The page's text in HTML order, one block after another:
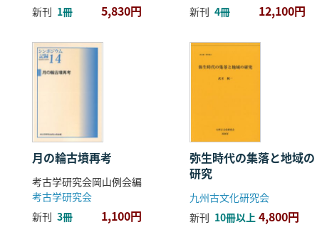
新刊 1冊 5,830円
新刊 4冊 12,100円
月の輪古墳再考
考古学研究会岡山例会編
考古学研究会
新刊 3冊 1,100円
弥生時代の集落と地域の
研究
九州古文化研究会
新刊 10冊以上 4,800円